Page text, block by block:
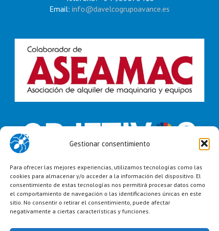
Gestionar consentimiento
Para ofrecer las mejores experiencias, utilizamos tecnologías como las
cookies para almacenar y/o acceder a la información del dispositivo. El
consentimiento de estas tecnologías nos permitirá procesar datos como
el comportamiento de navegación o las identificaciones únicas en este
sitio. No consentir o retirar el consentimiento, puede afectar
negativamente a ciertas características y funciones.
Email: info@davelcogrupoavance.es